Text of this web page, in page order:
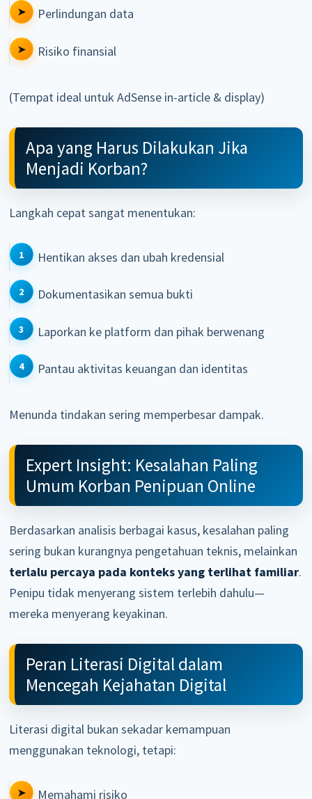
Perlindungan data
Risiko finansial
(Tempat ideal untuk AdSense in-article & display)
Apa yang Harus Dilakukan Jika
Menjadi Korban?
Langkah cepat sangat menentukan:
Hentikan akses dan ubah kredensial
Dokumentasikan semua bukti
Laporkan ke platform dan pihak berwenang
Pantau aktivitas keuangan dan identitas
Menunda tindakan sering memperbesar dampak.
Expert Insight: Kesalahan Paling
Umum Korban Penipuan Online
Berdasarkan analisis berbagai kasus, kesalahan paling
sering bukan kurangnya pengetahuan teknis, melainkan
terlalu percaya pada konteks yang terlihat familiar.
Penipu tidak menyerang sistem terlebih dahulu—
mereka menyerang keyakinan.
Peran Literasi Digital dalam
Mencegah Kejahatan Digital
Literasi digital bukan sekadar kemampuan
menggunakan teknologi, tetapi:
Memahami risiko